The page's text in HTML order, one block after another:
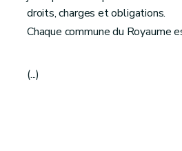
Art. 30
Art. 31
Art. 32
droits, charges et obligations.
Chaque commune du Royaume
(...)